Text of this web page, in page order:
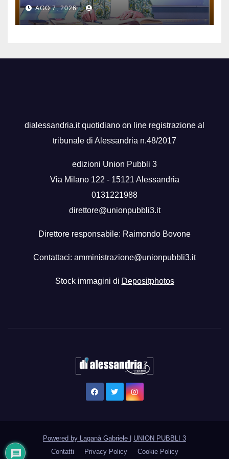
AGO 7, 2026
dialessandria.it quotidiano on line registrazione al
tribunale di Alessandria n.48/2017
edizioni Union Pubbli 3
Via Milano 122 - 15121 Alessandria
0131221988
direttore@unionpubbli3.it
Direttore responsabile: Raimondo Bovone
Contattaci: amministrazione@unionpubbli3.it
Stock immagini di Depositphotos
Powered by Laganà Gabriele | UNION PUBBLI 3
Contatti
Privacy Policy Cookie Policy